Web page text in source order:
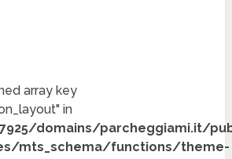
array key
in
domains/parcheggiami.it/
mts_schema/functions/theme-